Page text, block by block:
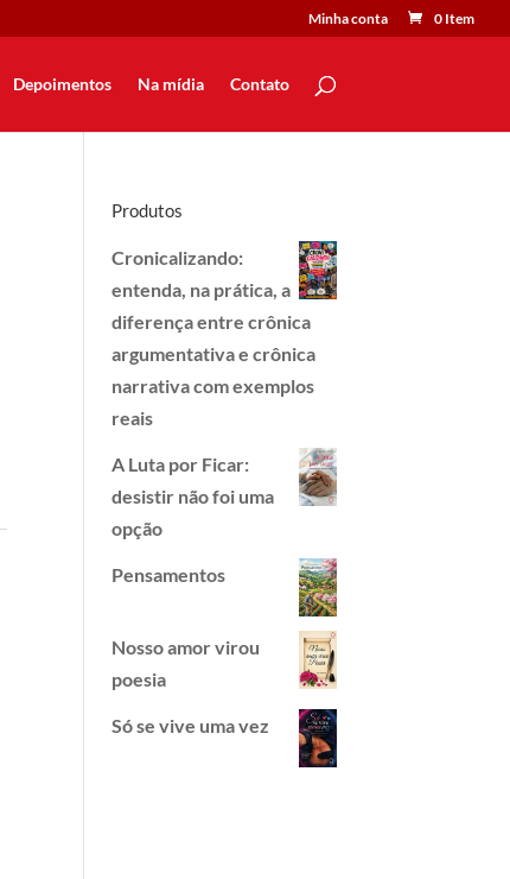
Minha conta 0 Item
Depoimentos Na mídia Contato
Produtos
Cronicalizando:
entenda, na prática, a
diferença entre crônica
argumentativa e crônica
narrativa com exemplos
reais
A Luta por Ficar:
desistir não foi uma
opção
Pensamentos
Nosso amor virou
poesia
Só se vive uma vez